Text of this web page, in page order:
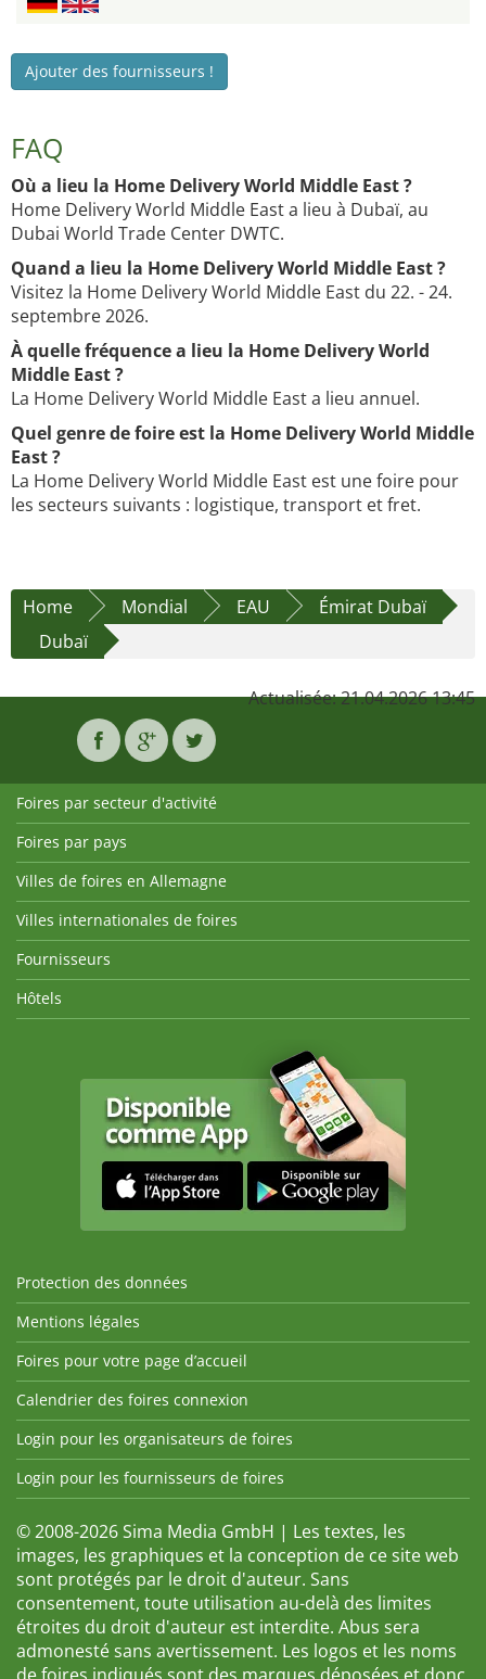
Ajouter des fournisseurs !
FAQ
Où a lieu la Home Delivery World Middle East ?
Home Delivery World Middle East a lieu à Dubaï, au
Dubai World Trade Center DWTC.
Quand a lieu la Home Delivery World Middle East ?
Visitez la Home Delivery World Middle East du 22. - 24.
septembre 2026.
À quelle fréquence a lieu la Home Delivery World
Middle East ?
La Home Delivery World Middle East a lieu annuel.
Quel genre de foire est la Home Delivery World Middle
East ?
La Home Delivery World Middle East est une foire pour
les secteurs suivants : logistique, transport et fret.
Home Mondial EAU
Émirat Dubaï
Dubaï
Actualisée: 21.04.2026 13:45
Foires par secteur d'activité
Foires par pays
Villes de foires en Allemagne
Villes internationales de foires
Fournisseurs
Hôtels
Protection des données
Mentions légales
Foires pour votre page d’accueil
Calendrier des foires connexion
Login pour les organisateurs de foires
Login pour les fournisseurs de foires
© 2008-2026 Sima Media GmbH | Les textes, les
images, les graphiques et la conception de ce site web
sont protégés par le droit d'auteur. Sans
consentement, toute utilisation au-delà des limites
étroites du droit d'auteur est interdite. Abus sera
admonesté sans avertissement. Les logos et les noms